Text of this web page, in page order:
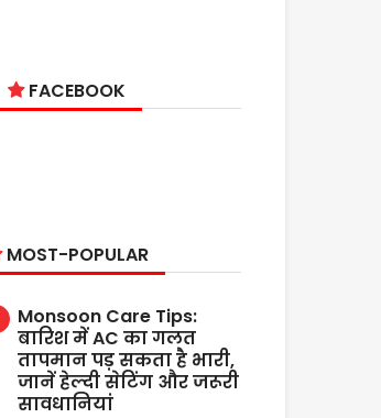
FACEBOOK
MOST-POPULAR
Monsoon Care Tips:
बारिश में AC का गलत
तापमान पड़ सकता है भारी,
जानें हेल्दी सेटिंग और जरूरी
सावधानियां